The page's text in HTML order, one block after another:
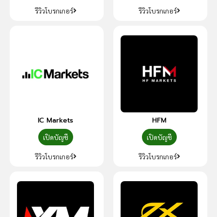
รีวิวโบรกเกอร์ รีวิวโบรกเกอร์
IC Markets
เปิดบัญชี
รีวิวโบรกเกอร์
HFM
เปิดบัญชี
รีวิวโบรกเกอร์